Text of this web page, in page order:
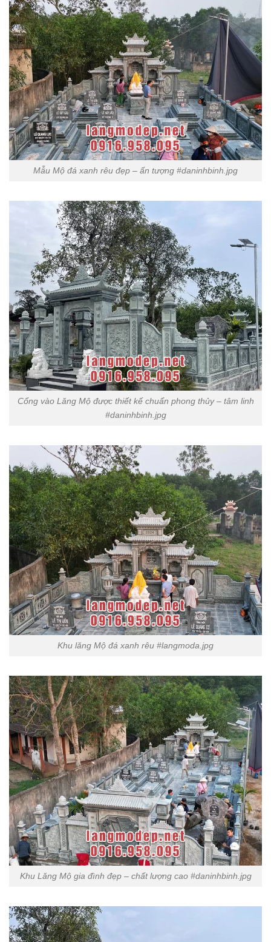
Mẫu Mộ đá xanh rêu đẹp – ấn tượng #daninhbinh.jpg
Cổng vào Lăng Mộ được thiết kế chuẩn phong thủy – tâm linh
#daninhbinh.jpg
Khu lăng Mộ đá xanh rêu #langmoda.jpg
Khu Lăng Mộ gia đình đẹp – chất lượng cao #daninhbinh.jpg